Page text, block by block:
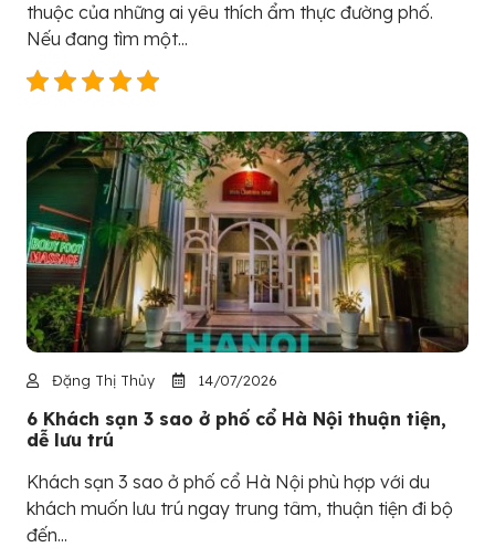
thuộc của những ai yêu thích ẩm thực đường phố.
Nếu đang tìm một...
Đặng Thị Thủy 14/07/2026
6 Khách sạn 3 sao ở phố cổ Hà Nội thuận tiện,
dễ lưu trú
Khách sạn 3 sao ở phố cổ Hà Nội phù hợp với du
khách muốn lưu trú ngay trung tâm, thuận tiện đi bộ
đến...